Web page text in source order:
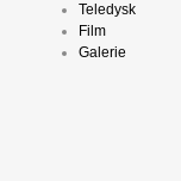
Teledysk
Film
Galerie